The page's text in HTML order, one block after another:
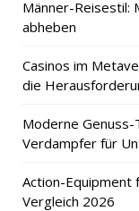
Männer-Reisestil:
abheben
Casinos im
die
Moderne
Verdampfer für
Action-Equipment
Vergleich 2026